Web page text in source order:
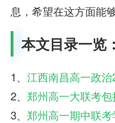
息，希望在这方面能
本文目录一览：
1、 江西南昌高一政
2、 郑州高一大联考
3、 郑州高一期中联